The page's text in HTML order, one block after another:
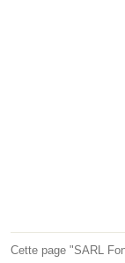
Cette page "SARL